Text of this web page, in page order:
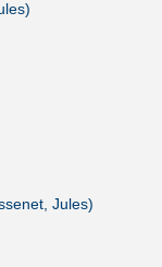
Jules)